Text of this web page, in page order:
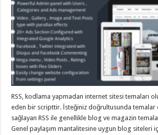
RSS, kodlama yapmadan internet sitesi temaları
eden bir scripttir. İsteğiniz doğrultusunda temalar
sağlayan RSS ile genellikle blog ve magazin
Genel paylaşım mantalitesine uygun blog siteleri